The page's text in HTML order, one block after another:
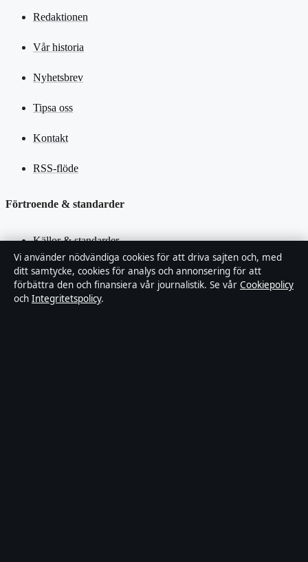
Redaktionen
Vår historia
Nyhetsbrev
Tipsa oss
Kontakt
RSS-flöde
Förtroende & standarder
Källor & standarder
Redaktionell policy
Rättelsepolicy
Vi använder nödvändiga cookies för att driva sajten och, med
ditt samtycke, cookies för analys och annonsering för att
förbättra den och finansiera vår journalistik. Se vår Cookiepolicy
och Integritetspolicy.